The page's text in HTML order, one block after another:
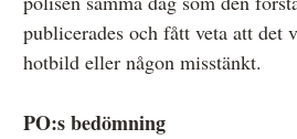
publicerades och fått veta att det
hotbild eller någon misstänkt.
PO:s bedömning